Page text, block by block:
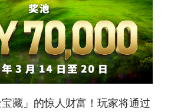
藏」的惊人财富！玩家将通过